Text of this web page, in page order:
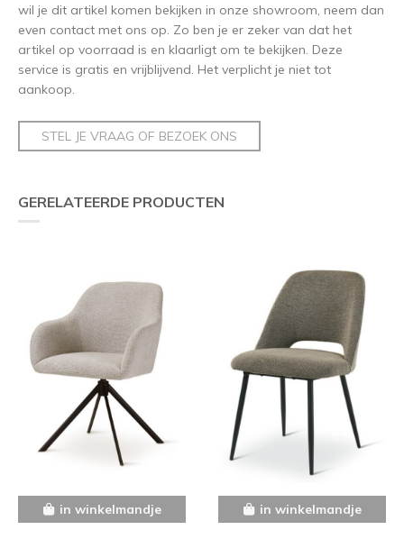
wil je dit artikel komen bekijken in onze showroom, neem dan
even contact met ons op. Zo ben je er zeker van dat het
artikel op voorraad is en klaarligt om te bekijken. Deze
service is gratis en vrijblijvend. Het verplicht je niet tot
aankoop.
STEL JE VRAAG OF BEZOEK ONS
GERELATEERDE PRODUCTEN
in winkelmandje in winkelmandje